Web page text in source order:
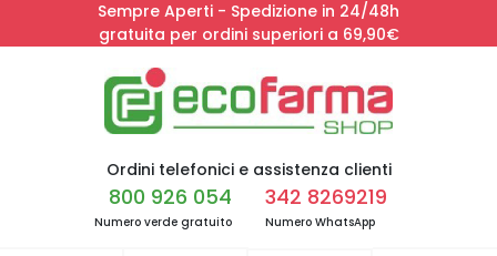
Sempre Aperti - Spedizione in 24/48h
gratuita per ordini superiori a 69,90€
Ordini telefonici e assistenza clienti
800 926 054
Numero verde gratuito
342 8269219
Numero WhatsApp